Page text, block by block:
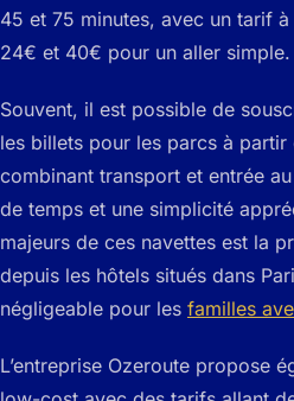
45 et 75 minutes, avec un tarif à
24€ et 40€ pour un aller simple.
Souvent, il est possible de
les billets pour les parcs à partir
combinant transport et entrée
de temps et une simplicité
majeurs de ces navettes est la
depuis les hôtels situés dans
négligeable pour les familles
L’entreprise Ozeroute propose